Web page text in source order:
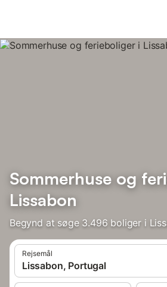
Sommerhuse og
Lissabon
Begynd at søge 3.496 boliger i
Rejsemål
Lissabon, Portugal